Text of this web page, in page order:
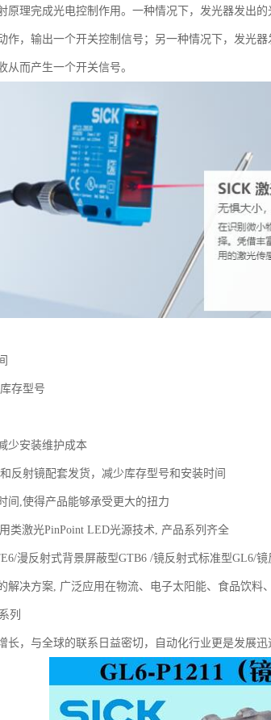
原理完成光电控制作用。一种情况下，发光器发出
作，输出一个开关控制信号；另一种情况下，发光
从而产生一个开关信号。
存型号
少安装维护成本
反射镜配套发货，减少库存型号和安装时间
间,使得产品能够承受更大的扭力
类激光PinPoint LED光源技术, 产品系列齐全
漫反射式背景屏蔽型GTB6 /镜反射式标准型GL6/
解决方案, 广泛应用在物流、电子太阳能、食品饮料
列
长，与全球的联系日益密切，自动化行业更是发展迅